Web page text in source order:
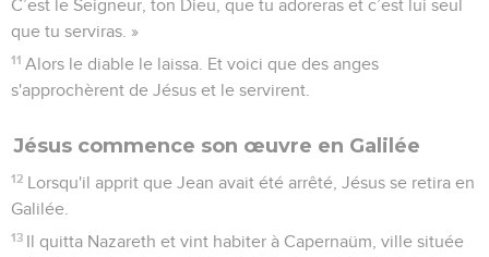
C’est le Seigneur, ton Dieu, que tu adoreras et c’est lui seul
que tu serviras. »
11 Alors le diable le laissa. Et voici que des anges
s'approchèrent de Jésus et le servirent.
Jésus commence son œuvre en Galilée
12 Lorsqu'il apprit que Jean avait été arrêté, Jésus se retira en
Galilée.
13 Il quitta Nazareth et vint habiter à Capernaüm, ville située